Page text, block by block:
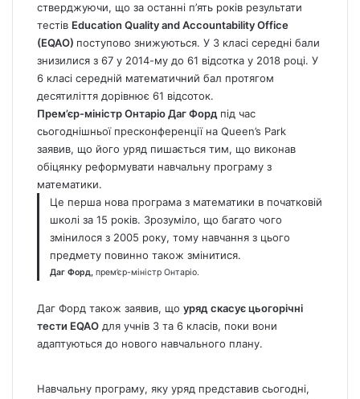
стверджуючи, що за останні п’ять років результати
тестів Education Quality and Accountability Office
(EQAO) поступово знижуються. У 3 класі середні бали
знизилися з 67 у 2014-му до 61 відсотка у 2018 році. У
6 класі середній математичний бал протягом
десятиліття дорівнює 61 відсоток.
Прем’єр-міністр Онтаріо Даг Форд під час
сьогоднішньої пресконференції на Queen’s Park
заявив, що його уряд пишається тим, що виконав
обіцянку реформувати навчальну програму з
математики.
Це перша нова програма з математики в початковій
школі за 15 років. Зрозуміло, що багато чого
змінилося з 2005 року, тому навчання з цього
предмету повинно також змінитися.
Даг Форд, прем’єр-міністр Онтаріо.
Даг Форд також заявив, що уряд скасує цьогорічні
тести EQAO для учнів 3 та 6 класів, поки вони
адаптуються до нового навчального плану.
Навчальну програму, яку уряд представив сьогодні,